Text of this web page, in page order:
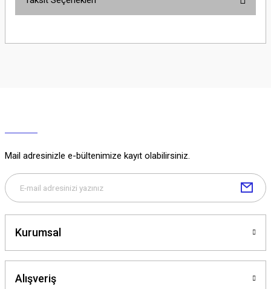
Soru Sor
Mail adresinizle e-bültenimize kayıt olabilirsiniz.
Kurumsal
Alışveriş